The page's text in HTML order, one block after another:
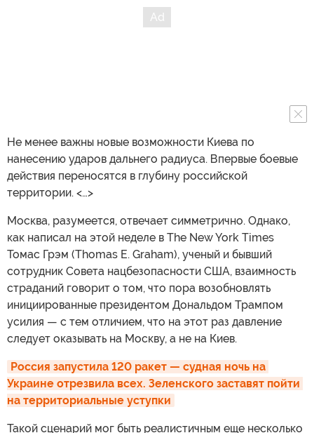
Не менее важны новые возможности Киева по
нанесению ударов дальнего радиуса. Впервые боевые
действия переносятся в глубину российской
территории. <…>
Москва, разумеется, отвечает симметрично. Однако,
как написал на этой неделе в The New York Times
Томас Грэм (Thomas E. Graham), ученый и бывший
сотрудник Совета нацбезопасности США, взаимность
страданий говорит о том, что пора возобновлять
инициированные президентом Дональдом Трампом
усилия — с тем отличием, что на этот раз давление
следует оказывать на Москву, а не на Киев.
Россия запустила 120 ракет — судная ночь на
Украине отрезвила всех. Зеленского заставят пойти
на территориальные уступки
Такой сценарий мог быть реалистичным еще несколько